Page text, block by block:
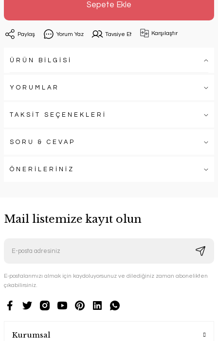
Sepete Ekle
Paylaş Yorum Yaz Tavsiye Et Karşılaştır
ÜRÜN BİLGİSİ
YORUMLAR
TAKSİT SEÇENEKLERİ
SORU & CEVAP
ÖNERİLERİNİZ
Mail listemize kayıt olun
E-postalarımızı almak için kaydoluyorsunuz ve dilediğiniz zaman abonelikten
çıkabilirsiniz.
Kurumsal